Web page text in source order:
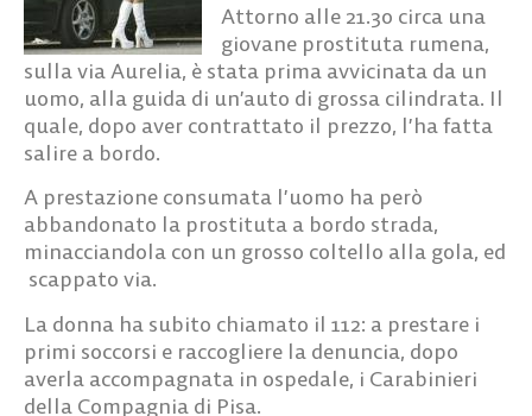
Attorno alle 21.30 circa una
giovane prostituta rumena,
sulla via Aurelia, è stata prima avvicinata da un
uomo, alla guida di un’auto di grossa cilindrata. Il
quale, dopo aver contrattato il prezzo, l’ha fatta
salire a bordo.
A prestazione consumata l’uomo ha però
abbandonato la prostituta a bordo strada,
minacciandola con un grosso coltello alla gola, ed
scappato via.
La donna ha subito chiamato il 112: a prestare i
primi soccorsi e raccogliere la denuncia, dopo
averla accompagnata in ospedale, i Carabinieri
della Compagnia di Pisa.